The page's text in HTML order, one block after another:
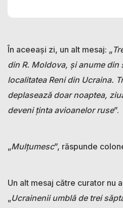
În aceeași zi, un alt mesaj: „
din R. Moldova, și anume
localitatea Reni din Ucraina.
deplasează doar noaptea,
deveni ținta avioanelor ruse”.
„Mulțumesc”, răspunde
Un alt mesaj către curator nu
„Ucrainenii umblă de trei